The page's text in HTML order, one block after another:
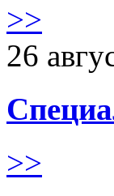
>>
26
>>